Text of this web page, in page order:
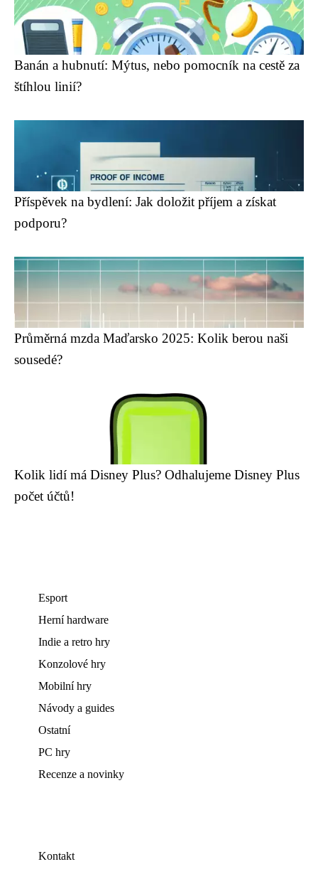
Banán a hubnutí: Mýtus, nebo pomocník na cestě za
štíhlou linií?
Příspěvek na bydlení: Jak doložit příjem a získat
podporu?
Průměrná mzda Maďarsko 2025: Kolik berou naši
sousedé?
Kolik lidí má Disney Plus? Odhalujeme Disney Plus
počet účtů!
Esport
Herní hardware
Indie a retro hry
Konzolové hry
Mobilní hry
Návody a guides
Ostatní
PC hry
Recenze a novinky
Kontakt